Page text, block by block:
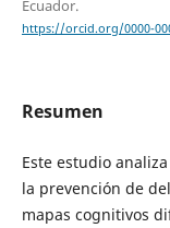
Ecuador.
https://orcid.org/0000-
Resumen
Este estudio
la prevención de
mapas cognitivos